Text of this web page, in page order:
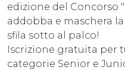
edizione del Concorso
addobba e maschera
sfila sotto al palco!
Iscrizione gratuita per
categorie Senior e